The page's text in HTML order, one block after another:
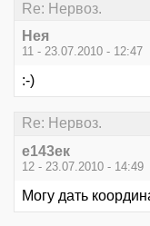
Re: Нервоз.
Нея
11 - 23.07.2010 - 12:47
:-)
Re: Нервоз.
е143ек
12 - 23.07.2010 - 14:49
Могу дать